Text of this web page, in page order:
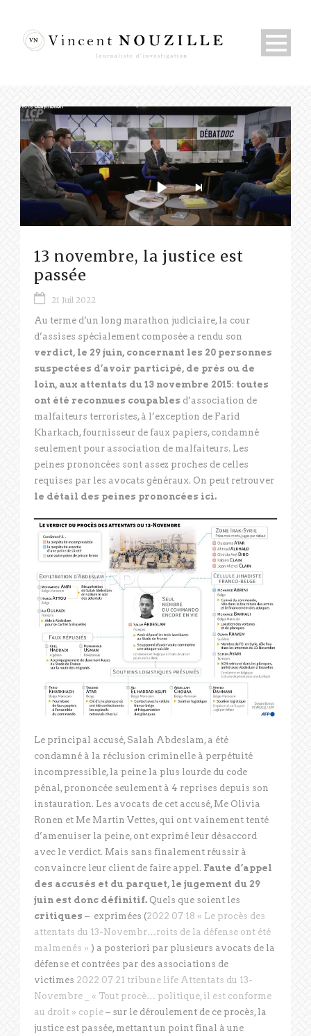
13 novembre, la justice est
passée
21 Juil 2022
Au terme d’un long marathon judiciaire, la cour
d’assises spécialement composée a rendu son
verdict, le 29 juin, concernant les 20 personnes
suspectées d’avoir participé, de près ou de
loin, aux attentats du 13 novembre 2015: toutes
ont été reconnues coupables d’association de
malfaiteurs terroristes, à l’exception de Farid
Kharkach, fournisseur de faux papiers, condamné
seulement pour association de malfaiteurs. Les
peines prononcées sont assez proches de celles
requises par les avocats généraux. On peut retrouver
le détail des peines prononcées ici.
Le principal accusé, Salah Abdeslam, a été
condamné à la réclusion criminelle à perpétuité
incompressible, la peine la plus lourde du code
pénal, prononcée seulement à 4 reprises depuis son
instauration. Les avocats de cet accusé, Me Olivia
Ronen et Me Martin Vettes, qui ont vainement tenté
d’amenuiser la peine, ont exprimé leur désaccord
avec le verdict. Mais sans finalement réussir à
convaincre leur client de faire appel. Faute d’appel
des accusés et du parquet, le jugement du 29
juin est donc définitif. Quels que soient les
critiques – exprimées (2022 07 18 « Le procès des
attentats du 13-Novembr…roits de la défense ont été
malmenés » ) a posteriori par plusieurs avocats de la
défense et contrées par des associations de
victimes 2022 07 21 tribune life Attentats du 13-
Novembre _ « Tout procè… politique, il est conforme
au droit » copie – sur le déroulement de ce procès, la
justice est passée, mettant un point final à une